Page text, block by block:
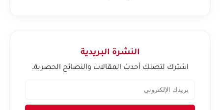
النشرة البريدية
اشترك لتصلك أحدث المقالات والنصائح الحصرية.